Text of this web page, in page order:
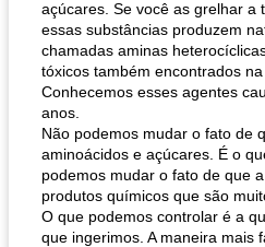
açúcares. Se você as grelhar a
essas substâncias produzem
chamadas aminas
tóxicos também encontrados
Conhecemos esses agentes
anos.
Não podemos mudar o fato de
aminoácidos e açúcares. É o
podemos mudar o fato de que
produtos químicos que são
O que podemos controlar é a
que ingerimos. A maneira mais